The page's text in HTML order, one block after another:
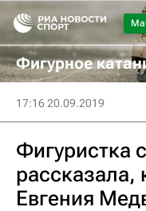
Фигурное
17:16 20.09.2019
Фигуристка
рассказала,
Евгения